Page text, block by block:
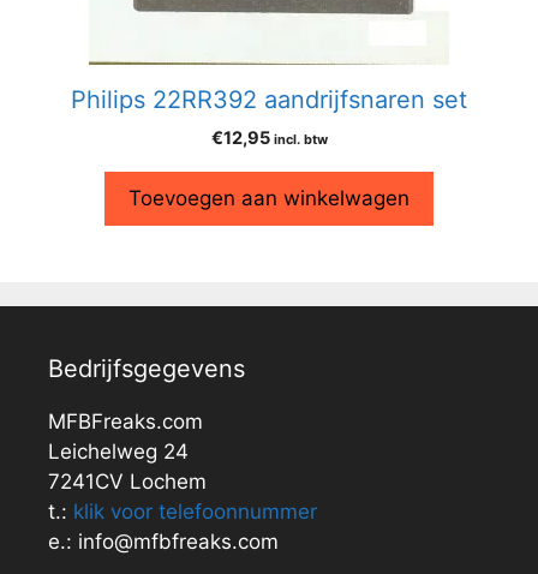
Philips 22RR392 aandrijfsnaren set
€12,95 incl. btw
Toevoegen aan winkelwagen
Bedrijfsgegevens
MFBFreaks.com
Leichelweg 24
7241CV Lochem
t.: klik voor telefoonnummer
e.: info@mfbfreaks.com